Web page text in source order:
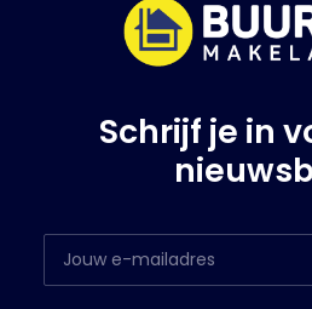
Schrijf je in